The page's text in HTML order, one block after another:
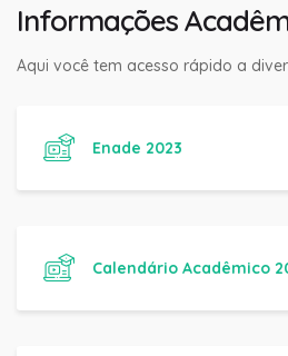
Informações
Aqui você tem acesso rápido a
Enade 2023
Calendário Acadêmico